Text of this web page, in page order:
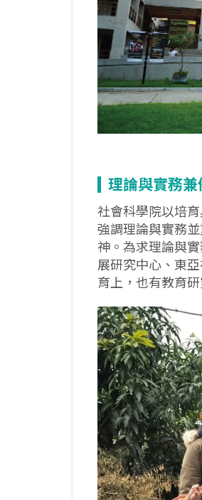
理論與實務兼
社會科學院以培
強調理論與實務
神。為求理論與
展研究中心、東
育上，也有教育